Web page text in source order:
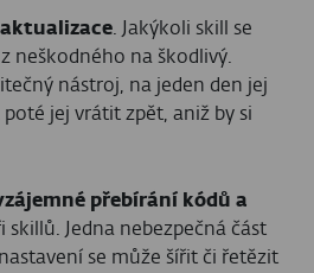
. Jakýkoli skill se
neškodného na škodlivý.
nástroj, na jeden den jej
jej vrátit zpět, aniž by si
přebírání kódů a
skillů. Jedna nebezpečná část
se může šířit či řetězit